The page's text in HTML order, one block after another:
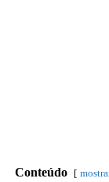
Conteúdo